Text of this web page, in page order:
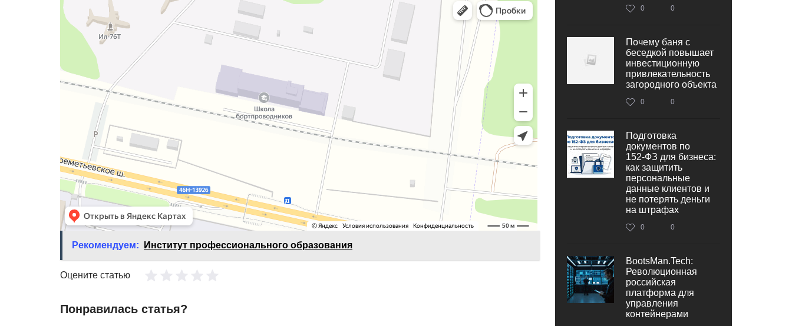
Рекомендуем: Институт профессионального образования
Оцените статью
Понравилась статья?
0 0
Почему баня с
беседкой повышает
инвестиционную
привлекательность
загородного объекта
0 0
Подготовка
документов по
152‑ФЗ для бизнеса:
как защитить
персональные
данные клиентов и
не потерять деньги
на штрафах
0 0
BootsMan.Tech:
Революционная
российская
платформа для
управления
контейнерами